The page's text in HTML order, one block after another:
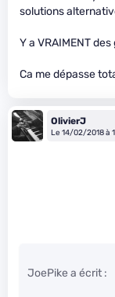
solutions
Y a VRAIMENT
Ca me dépasse
OlivierJ
Le 14/02/2018 à
JoePike a écrit :